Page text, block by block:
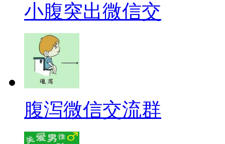
小腹突出微信交
腹泻微信交流群